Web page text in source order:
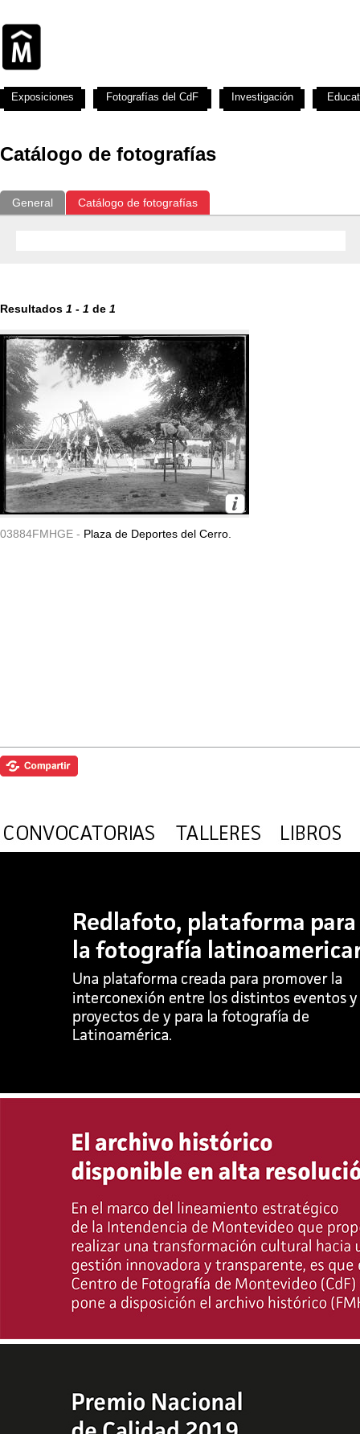
Catálogo de fotografías
General Catálogo de fotografías
Resultados 1 - 1 de 1
03884FMHGE - Plaza de Deportes del Cerro.
Exposiciones Fotografías del CdF Investigación